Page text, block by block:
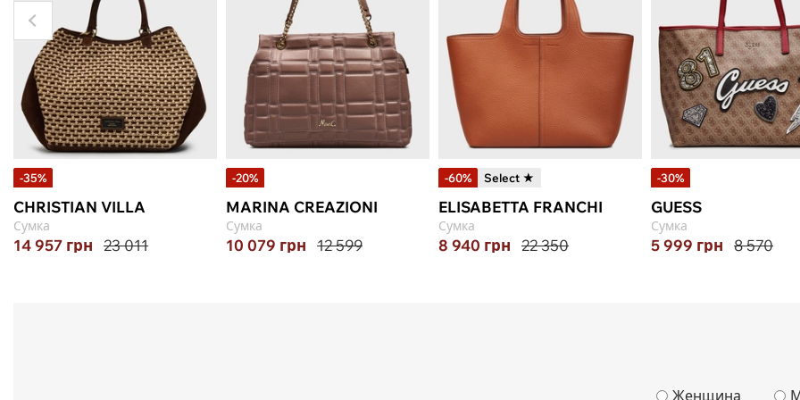
-35%
CHRISTIAN VILLA
Сумка
14 957 грн 23 011
-20%
MARINA CREAZIONI
Сумка
10 079 грн 12 599
-60% Select ★
ELISABETTA FRANCHI
Сумка
8 940 грн 22 350
-30%
GUESS
Сумка
5 999 грн 8 570
Женщина